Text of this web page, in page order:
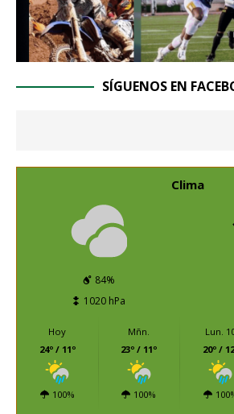
SÍGUENOS EN
Clima
84%
1020 hPa
Hoy
24º / 11º
100%
Mñn.
23º / 11º
100%
Lun.
20º /